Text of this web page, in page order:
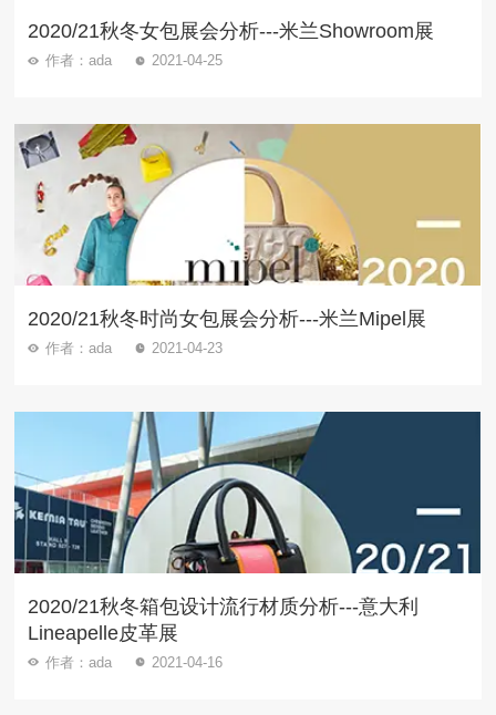
2020/21秋冬女包展会分析---米兰Showroom展
作者：ada 2021-04-25
2020/21秋冬时尚女包展会分析---米兰Mipel展
作者：ada 2021-04-23
2020/21秋冬箱包设计流行材质分析---意大利
Lineapelle皮革展
作者：ada 2021-04-16